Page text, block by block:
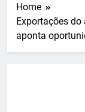
Home
Exportações
aponta